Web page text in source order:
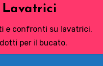
e confronti su lavatrici,
per il bucato.